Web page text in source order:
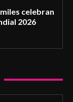
celebran
2026